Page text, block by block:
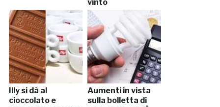
vinto
Illy si dà al
cioccolato e
Aumenti in vista
sulla bolletta di